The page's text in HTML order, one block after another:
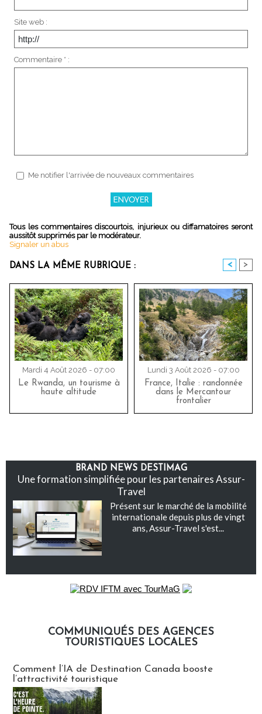
Site web :
Commentaire * :
Me notifier l'arrivée de nouveaux commentaires
Tous les commentaires discourtois, injurieux ou diffamatoires seront
aussitôt supprimés par le modérateur.
Signaler un abus
DANS LA MÊME RUBRIQUE : < >
Mardi 4 Août 2026 - 07:00
Le Rwanda, un tourisme à
haute altitude
Lundi 3 Août 2026 - 07:00
France, Italie : randonnée
dans le Mercantour
frontalier
BRAND NEWS DESTIMAG
Une formation simplifiée pour les partenaires Assur-
Travel
Présent sur le marché de la mobilité
internationale depuis plus de vingt
ans, Assur-Travel s'est...
COMMUNIQUÉS DES AGENCES
TOURISTIQUES LOCALES
Comment l’IA de Destination Canada booste
l’attractivité touristique